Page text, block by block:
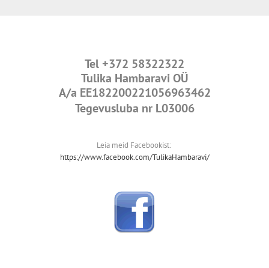
Tel +372 58322322
Tulika Hambaravi OÜ
A/a EE182200221056963462
Tegevusluba nr L03006
Leia meid Facebookist:
https://www.facebook.com/TulikaHambaravi/